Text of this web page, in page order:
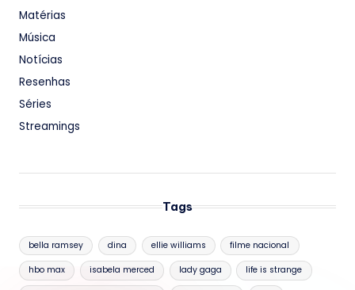
Matérias
Música
Notícias
Resenhas
Séries
Streamings
Tags
bella ramsey dina ellie williams filme nacional
hbo max isabela merced lady gaga life is strange